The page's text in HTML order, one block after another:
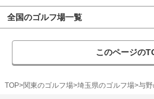
全国のゴルフ場一覧
このページの
TOP 関東のゴルフ場 埼玉県のゴルフ場 与